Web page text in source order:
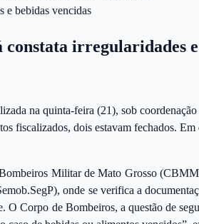
irregularidades
na quinta-feira (21), sob
fiscalizados, dois estavam fechados.
Militar de Mato Grosso
onde se verifica a
Corpo de Bombeiros, a questão de